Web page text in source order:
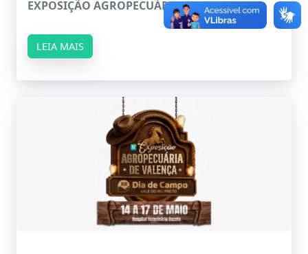
EXPOSIÇÃO AGROPECUÁRIA DE VALENÇA
LEIA MAIS